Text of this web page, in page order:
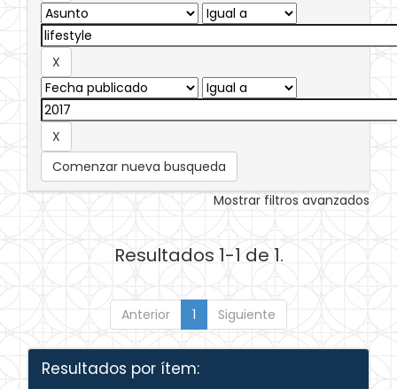
Comenzar nueva busqueda
Mostrar filtros avanzados
Resultados 1-1 de 1.
Anterior 1 Siguiente
Resultados por ítem: